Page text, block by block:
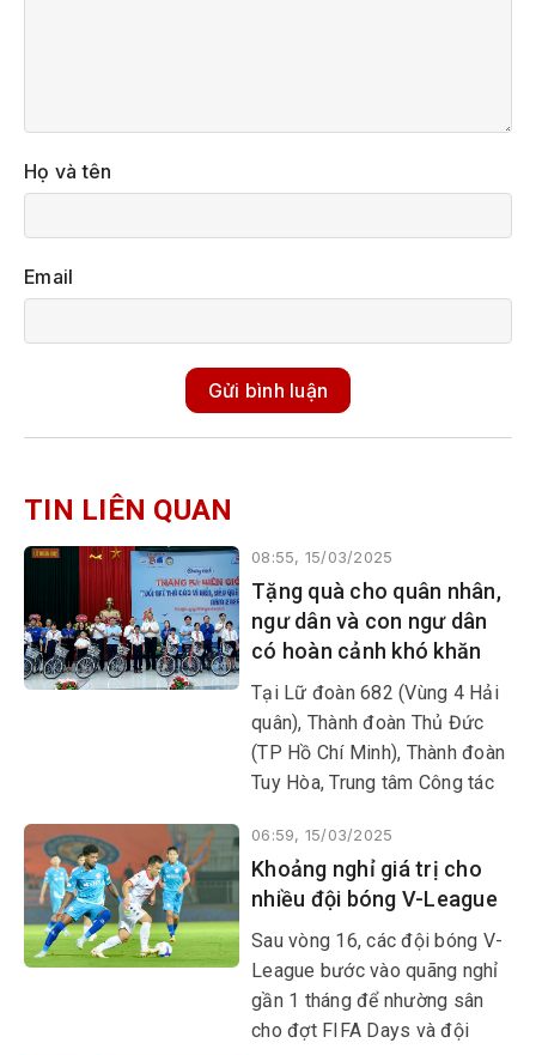
Họ và tên
Email
Gửi bình luận
TIN LIÊN QUAN
08:55, 15/03/2025
Tặng quà cho quân nhân,
ngư dân và con ngư dân
có hoàn cảnh khó khăn
Tại Lữ đoàn 682 (Vùng 4 Hải
quân), Thành đoàn Thủ Đức
(TP Hồ Chí Minh), Thành đoàn
Tuy Hòa, Trung tâm Công tác
Nam, Tổng công ty Đối tác
Chân Thật phối hợp với đơn vị
này tổ chức chương trình
Tháng ba biên giới và Tuổi trẻ
Thủ Đức vì biển, đảo quê
hương năm 2025.
06:59, 15/03/2025
Khoảng nghỉ giá trị cho
nhiều đội bóng V-League
Sau vòng 16, các đội bóng V-
League bước vào quãng nghỉ
gần 1 tháng để nhường sân
cho đợt FIFA Days và đội